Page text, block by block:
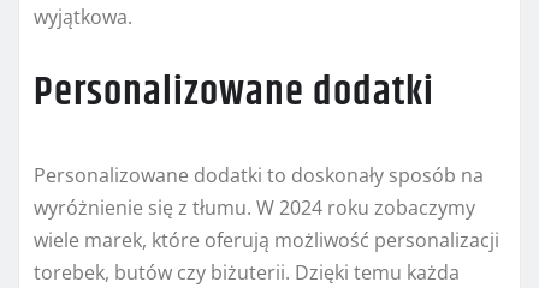
wyjątkowa.
Personalizowane dodatki
Personalizowane dodatki to doskonały sposób na
wyróżnienie się z tłumu. W 2024 roku zobaczymy
wiele marek, które oferują możliwość personalizacji
torebek, butów czy biżuterii. Dzięki temu każda